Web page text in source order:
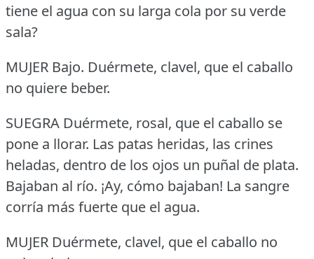
tiene el agua con su larga cola por su verde
sala?
MUJER Bajo. Duérmete, clavel, que el caballo
no quiere beber.
SUEGRA Duérmete, rosal, que el caballo se
pone a llorar. Las patas heridas, las crines
heladas, dentro de los ojos un puñal de plata.
Bajaban al río. ¡Ay, cómo bajaban! La sangre
corría más fuerte que el agua.
MUJER Duérmete, clavel, que el caballo no